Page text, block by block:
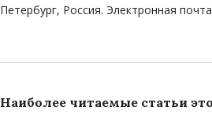
Петербург, Россия. Электронная
Наиболее читаемые статьи